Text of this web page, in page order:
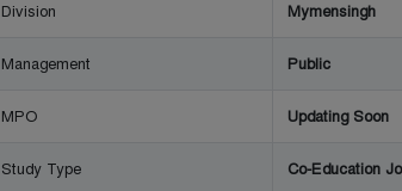
Division Mymensingh
Management Public
MPO Updating Soon
Study Type Co-Education